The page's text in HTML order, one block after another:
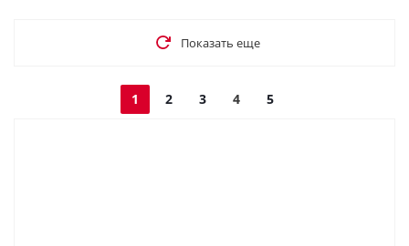
Показать еще
1 2 3 4 5